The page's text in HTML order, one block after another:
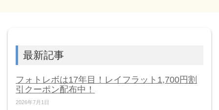
最新記事
フォトレボは17年目！レイフラット1,700円割
引クーポン配布中！
2026年7月1日